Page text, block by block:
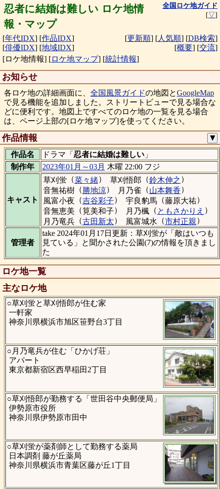
忍者に結婚は難しい ロケ地情
報・マップ
全国ロケ地ガイド
[▽]
[年代IDX] [作品IDX]
[俳優IDX] [地域IDX]
[更新順] [人気順] [DB検索]
[概要] [交流]
[ロケ地情報] [ロケ地マップ] [統計情報]
お知らせ
各ロケ地の詳細画面に、 全国風景ガイドの地図とGoogleMap
で見る機能を追加しました。ストリートビューで見る場合な
どに便利です。地図上ですべてのロケ地の一覧を見る場合
は、ページ上部の[ロケ地マップ]を使ってください。
作品情報 ▼
作品名 ドラマ「 忍者に結婚は難しい」
制作年
2023年01月～03月 木曜 22:00 フジ
キャスト
草刈蛍 （菜々緒） 草刈悟郎 （鈴木伸之 ）
音無祐樹（勝地涼） 月乃雀 （山本舞香）
風富小夜 （吉谷彩子） 宇良豹馬（藤原大祐）
音無恵美 （筧美和子） 月乃楓 （ ともさかりえ ）
月乃竜兵（古田新太） 風富城水 （市村正親）
管理者
take 2024年01月17日更新：草刈蛍が「敵はいつも
見ている」と聞かされた公園(7)の情報を頂きまし
た
ロケ地一覧
主なロケ地
○草刈蛍と草刈悟郎が住む家
一軒家
神奈川県横浜市旭区笹野台3丁目
○月乃竜兵が住む「ひかげ荘」
アパート
東京都新宿区西早稲田2丁目
○草刈悟郎が勤務する「世田谷中央郵便局」
伊勢原市役所
神奈川県伊勢原市田中
○草刈蛍が薬剤師として勤務する薬局
日本調剤 藤が丘薬局
神奈川県横浜市青葉区藤が丘1丁目